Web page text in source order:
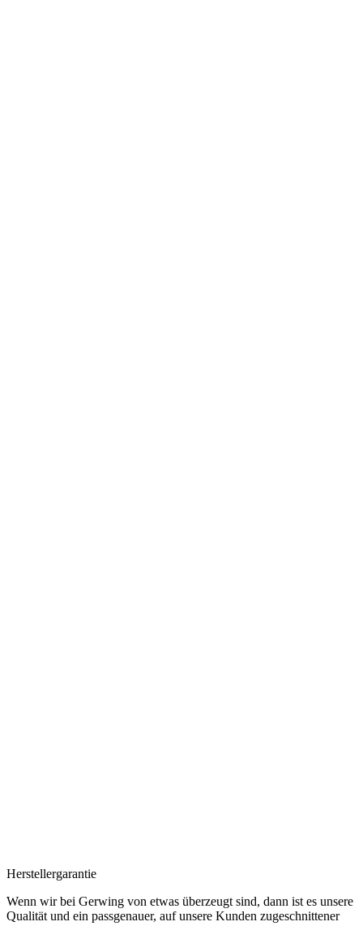
Herstellergarantie
Wenn wir bei Gerwing von etwas überzeugt sind, dann ist es unsere
Qualität und ein passgenauer, auf unsere Kunden zugeschnittener